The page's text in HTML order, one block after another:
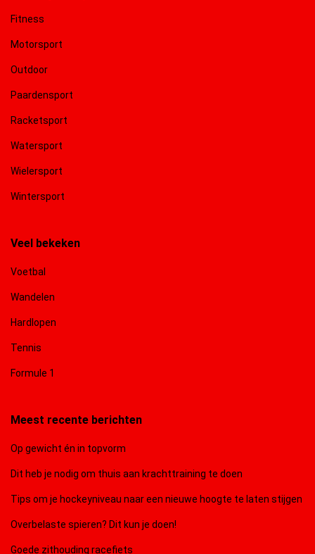
Fitness
Motorsport
Outdoor
Paardensport
Racketsport
Watersport
Wielersport
Wintersport
Veel bekeken
Voetbal
Wandelen
Hardlopen
Tennis
Formule 1
Meest recente berichten
Op gewicht én in topvorm
Dit heb je nodig om thuis aan krachttraining te doen
Tips om je hockeyniveau naar een nieuwe hoogte te laten stijgen
Overbelaste spieren? Dit kun je doen!
Goede zithouding racefiets